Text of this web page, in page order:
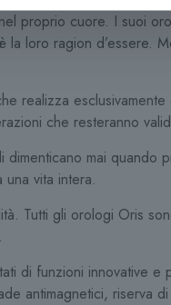
proprio cuore. I suoi
loro ragion d’essere.
realizza
che resteranno
mai quando
vita intera.
Tutti gli orologi Oris
di funzioni innovative
antimagnetici, riserva